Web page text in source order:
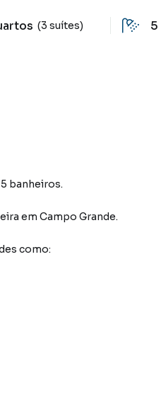
(3 suítes) 5
banheiros.
em Campo Grande.
como: